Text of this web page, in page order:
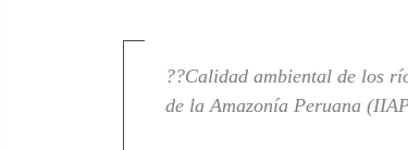
??Calidad ambiental de los
de la Amazonía Peruana